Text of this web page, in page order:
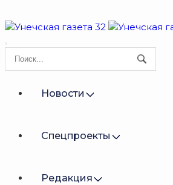
Новости
Спецпроекты
Редакция